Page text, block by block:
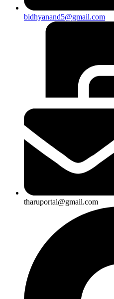
bidhyanand5@gmail.com
tharuportal@gmail.com